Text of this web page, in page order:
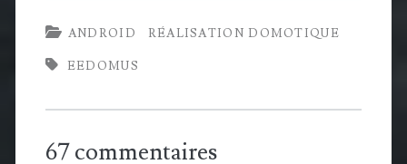
ANDROID RÉALISATION DOMOTIQUE
EEDOMUS
67 commentaires